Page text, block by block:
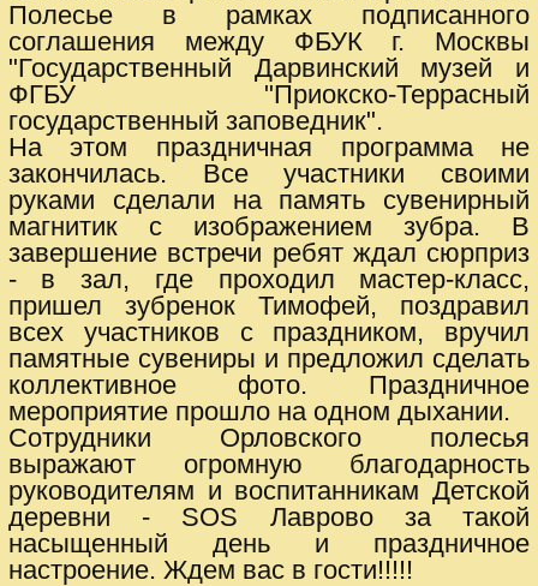
Полесье в рамках подписанного
соглашения между ФБУК г. Москвы
"Государственный Дарвинский музей и
ФГБУ "Приокско-Террасный
государственный заповедник".
На этом праздничная программа не
закончилась. Все участники своими
руками сделали на память сувенирный
магнитик с изображением зубра. В
завершение встречи ребят ждал сюрприз
- в зал, где проходил мастер-класс,
пришел зубренок Тимофей, поздравил
всех участников с праздником, вручил
памятные сувениры и предложил сделать
коллективное фото. Праздничное
мероприятие прошло на одном дыхании.
Сотрудники Орловского полесья
выражают огромную благодарность
руководителям и воспитанникам Детской
деревни - SOS Лаврово за такой
насыщенный день и праздничное
настроение. Ждем вас в гости!!!!!